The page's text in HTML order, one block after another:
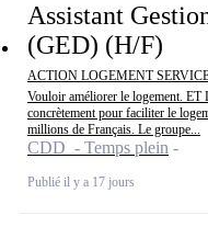
Assistant
(GED) (H/F)
ACTION LOGEMENT
Vouloir améliorer le logement.
concrètement pour faciliter le
millions de Français. Le groupe...
CDD - Temps plein
Publié il y a 17 jours